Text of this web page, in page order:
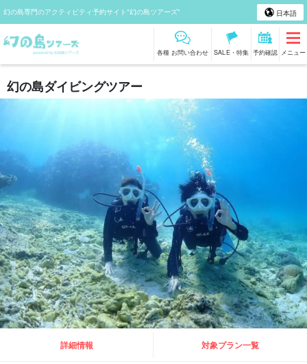
幻の島専門のアクティビティ予約サイト"幻の島ツアーズ" 日本語
各種 お問い合わせ SALE・特集 予約確認 メニュー
幻の島ダイビングツアー
詳細情報 対象プラン一覧